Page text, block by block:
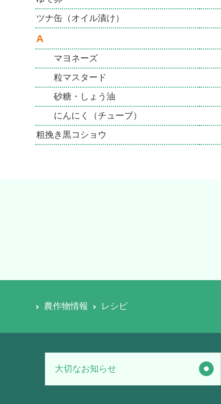
ツナ缶（オイル漬け）
A
マヨネーズ
粒マスタード
砂糖・しょう油
にんにく（チューブ）
粗挽き黒コショウ
農作物情報 レシピ
大切なお知らせ